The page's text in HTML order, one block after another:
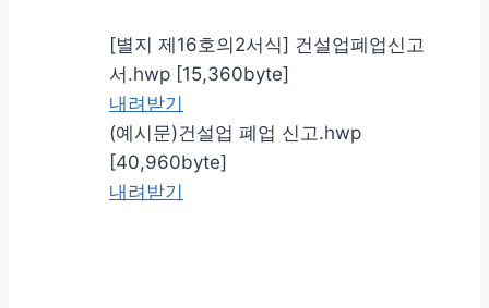
[별지 제16호의2서식] 건설업폐업신고
서.hwp [15,360byte]
내려받기
(예시문)건설업 폐업 신고.hwp
[40,960byte]
내려받기